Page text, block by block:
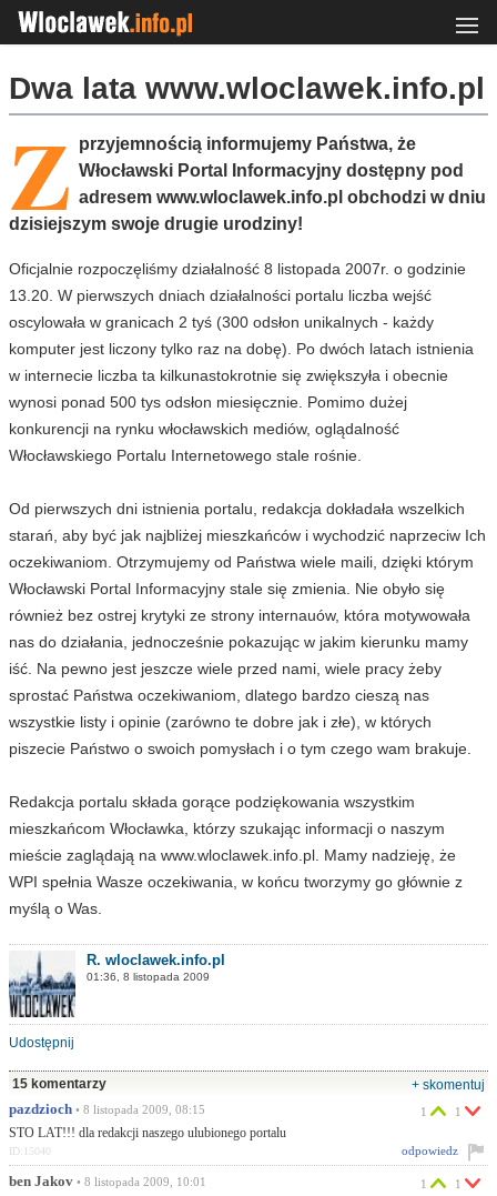
Dwa lata www.wloclawek.info.pl
Z przyjemnością informujemy Państwa, że
Włocławski Portal Informacyjny dostępny pod
adresem www.wloclawek.info.pl obchodzi w dniu
dzisiejszym swoje drugie urodziny!
Oficjalnie rozpoczęliśmy działalność 8 listopada 2007r. o godzinie
13.20. W pierwszych dniach działalności portalu liczba wejść
oscylowała w granicach 2 tyś (300 odsłon unikalnych - każdy
komputer jest liczony tylko raz na dobę). Po dwóch latach istnienia
w internecie liczba ta kilkunastokrotnie się zwiększyła i obecnie
wynosi ponad 500 tys odsłon miesięcznie. Pomimo dużej
konkurencji na rynku włocławskich mediów, oglądalność
Włocławskiego Portalu Internetowego stale rośnie.
Od pierwszych dni istnienia portalu, redakcja dokładała wszelkich
starań, aby być jak najbliżej mieszkańców i wychodzić naprzeciw Ich
oczekiwaniom. Otrzymujemy od Państwa wiele maili, dzięki którym
Włocławski Portal Informacyjny stale się zmienia. Nie obyło się
również bez ostrej krytyki ze strony internauów, która motywowała
nas do działania, jednocześnie pokazując w jakim kierunku mamy
iść. Na pewno jest jeszcze wiele przed nami, wiele pracy żeby
sprostać Państwa oczekiwaniom, dlatego bardzo cieszą nas
wszystkie listy i opinie (zarówno te dobre jak i złe), w których
piszecie Państwo o swoich pomysłach i o tym czego wam brakuje.
Redakcja portalu składa gorące podziękowania wszystkim
mieszkańcom Włocławka, którzy szukając informacji o naszym
mieście zaglądają na www.wloclawek.info.pl. Mamy nadzieję, że
WPI spełnia Wasze oczekiwania, w końcu tworzymy go głównie z
myślą o Was.
R. wloclawek.info.pl
01:36, 8 listopada 2009
Udostępnij
15 komentarzy
+ skomentuj
pazdzioch • 8 listopada 2009, 08:15
STO LAT!!! dla redakcji naszego ulubionego portalu
1 1
odpowiedz
ID:15040
ben Jakov • 8 listopada 2009, 10:01 1 1